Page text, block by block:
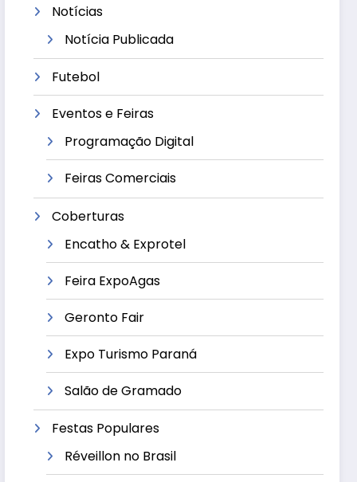
Notícias
Notícia Publicada
Futebol
Eventos e Feiras
Programação Digital
Feiras Comerciais
Coberturas
Encatho & Exprotel
Feira ExpoAgas
Geronto Fair
Expo Turismo Paraná
Salão de Gramado
Festas Populares
Réveillon no Brasil